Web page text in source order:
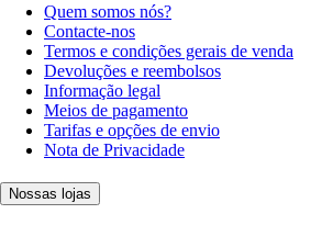
Quem somos nós?
Contacte-nos
Termos e condições gerais de venda
Devoluções e reembolsos
Informação legal
Meios de pagamento
Tarifas e opções de envio
Nota de Privacidade
Nossas lojas